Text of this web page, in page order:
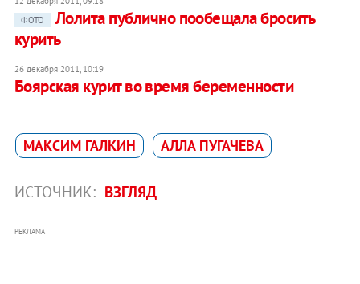
ФОТО
Лолита публично пообещала бросить
курить
26 декабря 2011, 10:19
Боярская курит во время беременности
МАКСИМ ГАЛКИН АЛЛА ПУГАЧЕВА
ИСТОЧНИК: ВЗГЛЯД
РЕКЛАМА